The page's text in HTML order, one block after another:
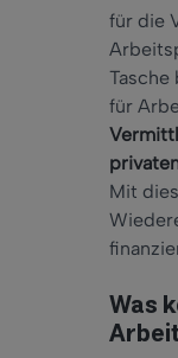
für die
Tasche
für
Mit
Was